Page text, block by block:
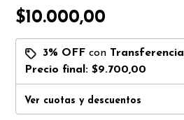
$10.000,00
3% OFF con Transferencia
Precio final:$9.700,00
Ver cuotas y descuentos